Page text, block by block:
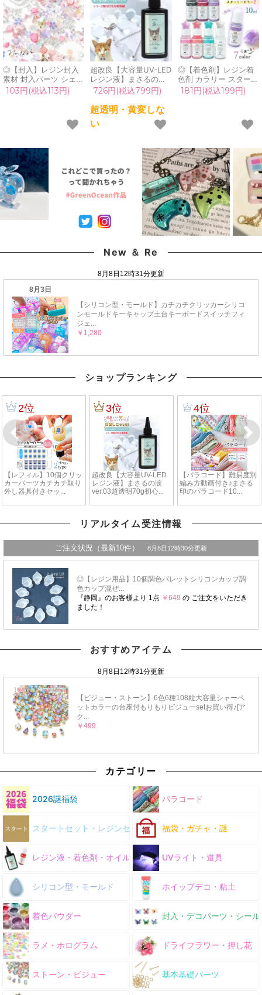
◎【封入】レジン封入
素材 封入パーツ シェイ
カー デコパーツ フェミ
ニンフラワー 花 蝶 春
103円(税込113円)
超改良【大容量UV-LED
レジン液】まさるの涙
ver.03 超透明 70g 初心
者 作家 コーティング
ハード 黄変しない 高品
質 クリア 猫 UVレジン
液 安い おすすめ
726円(税込799円)
超透明・黄変しな
い
◎【着色剤】レジン着
色剤 カラリー スターリ
ー2 単品 レジン着色料
ラメカラー キラキラ 微
GreenOceanオリジナ
181円(税込199円)
New ＆ Re
ショップランキング
リアルタイム受注情報
おすすめアイテム
カテゴリー
2026謎福袋 パラコード
スタートセット・レジンセット 福袋・ガチャ・謎
レジン液・着色剤・オイル UVライト・道具
シリコン型・モールド ホイップデコ・粘土
着色パウダー 封入・デコパーツ・シール
ラメ・ホログラム ドライフラワー・押し花
ストーン・ビジュー 基本基礎パーツ